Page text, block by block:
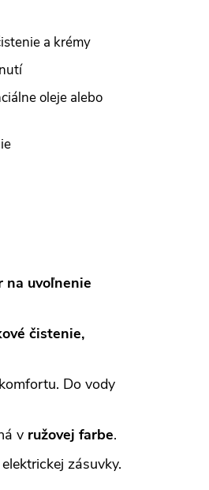
a krémy
oleje alebo
na uvoľnenie
čistenie,
Do vody
v ružovej farbe.
zásuvky.